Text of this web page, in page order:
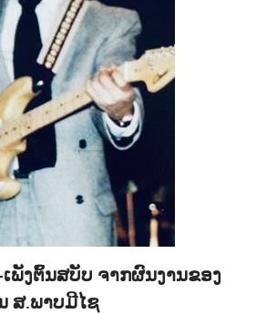
ເພັງຕົ້ນສບັບ ຈາກຜົນງານຂອງ
ສ.ພາບມີໄຊ